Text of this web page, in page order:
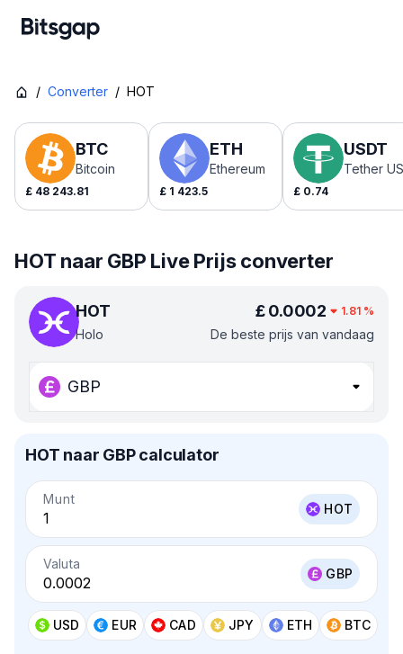
/ Converter / HOT
BTC
Bitcoin
£ 48 243.81
ETH
Ethereum
£ 1 423.5
USDT
Tether
£ 0.74
HOT naar GBP Live Prijs converter
HOT
Holo
£ 0.0002 1.81 %
De beste prijs van vandaag
GBP
HOT naar GBP calculator
Munt
HOT
Valuta
GBP
USD EUR CAD JPY ETH BTC